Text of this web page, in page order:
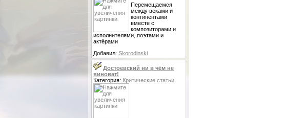
Перемещаемся
между веками и
континентами
вместе с
композиторами и
исполнителями, поэтами и
актёрами
Добавил: Skorodinski
Достоевский ни в чём не
виноват!
Категория: Критические статьи